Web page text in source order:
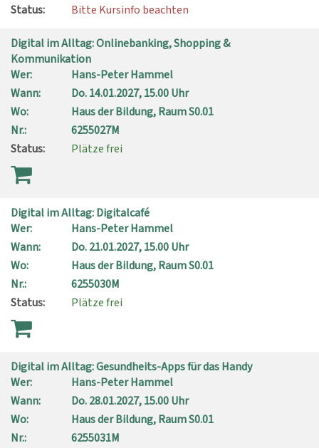
Status:
Bitte Kursinfo beachten
Digital im Alltag: Onlinebanking, Shopping &
Kommunikation
Wer:
Hans-Peter Hammel
Wann:
Do.14.01.2027, 15.00 Uhr
Wo:
Haus der Bildung, Raum S0.01
Nr.:
6255027M
Status:
Plätze frei
Digital im Alltag: Digitalcafé
Wer:
Hans-Peter Hammel
Wann:
Do.21.01.2027, 15.00 Uhr
Wo:
Haus der Bildung, Raum S0.01
Nr.:
6255030M
Status:
Plätze frei
Digital im Alltag: Gesundheits-Apps für das Handy
Wer:
Hans-Peter Hammel
Wann:
Do.28.01.2027, 15.00 Uhr
Wo:
Haus der Bildung, Raum S0.01
Nr.:
6255031M